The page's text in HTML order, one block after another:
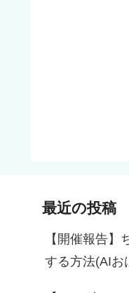
最近の投稿
【開催報告】
する方法(AIお